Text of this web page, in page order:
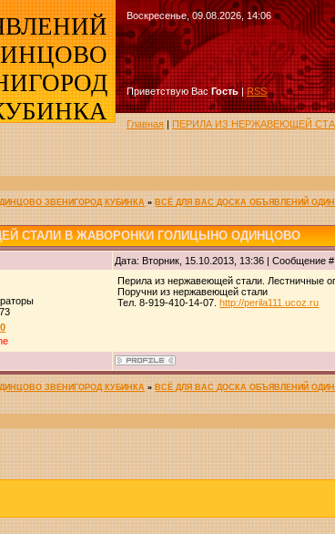
Воскресенье, 09.08.2026, 14:06
Приветствую Вас Гость|RSS
Главная|ПЕРИЛА ИЗ НЕРЖАВЕЮЩЕЙ
ЗВЕНИГОРОД КУБИНКА » ВСЁ ДЛЯ ВАС ДОСКА ОБЪЯВЛЕНИЙ
СТАЛИ В ЖАВОРОНКИ ГОЛИЦЫНО ОДИНЦОВО
Дата: Вторник, 15.10.2013, 13:36 | Сообщение #
73
0
Перила из нержавеющей стали. Лестничные
Поручни из нержавеющей стали
Тел. 8-919-410-14-07.http://perila111.ucoz.ru
ЗВЕНИГОРОД КУБИНКА » ВСЁ ДЛЯ ВАС ДОСКА ОБЪЯВЛЕНИЙ